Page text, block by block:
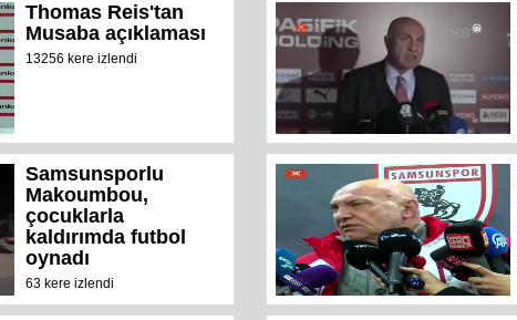
Thomas Reis'tan
Musaba açıklaması
13256 kere izlendi
Samsunsporlu
Makoumbou,
çocuklarla
kaldırımda futbol
oynadı
63 kere izlendi